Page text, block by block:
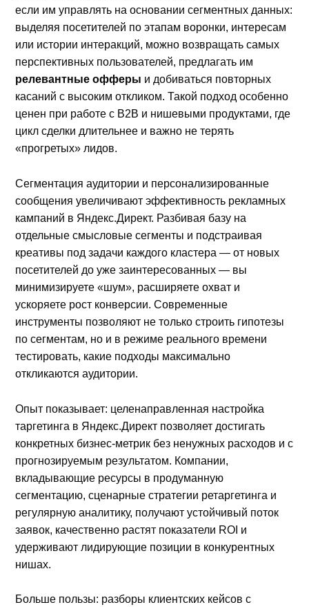
если им управлять на основании сегментных данных:
выделяя посетителей по этапам воронки, интересам
или истории интеракций, можно возвращать самых
перспективных пользователей, предлагать им
релевантные офферы и добиваться повторных
касаний с высоким откликом. Такой подход особенно
ценен при работе с B2B и нишевыми продуктами, где
цикл сделки длительнее и важно не терять
«прогретых» лидов.
Сегментация аудитории и персонализированные
сообщения увеличивают эффективность рекламных
кампаний в Яндекс.Директ. Разбивая базу на
отдельные смысловые сегменты и подстраивая
креативы под задачи каждого кластера — от новых
посетителей до уже заинтересованных — вы
минимизируете «шум», расширяете охват и
ускоряете рост конверсии. Современные
инструменты позволяют не только строить гипотезы
по сегментам, но и в режиме реального времени
тестировать, какие подходы максимально
откликаются аудитории.
Опыт показывает: целенаправленная настройка
таргетинга в Яндекс.Директ позволяет достигать
конкретных бизнес-метрик без ненужных расходов и с
прогнозируемым результатом. Компании,
вкладывающие ресурсы в продуманную
сегментацию, сценарные стратегии ретаргетинга и
регулярную аналитику, получают устойчивый поток
заявок, качественно растят показатели ROI и
удерживают лидирующие позиции в конкурентных
нишах.
Больше пользы: разборы клиентских кейсов с